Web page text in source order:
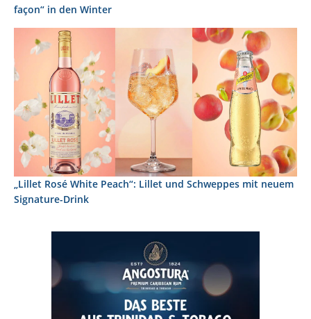
façon“ in den Winter
„Lillet Rosé White Peach“: Lillet und Schweppes mit neuem
Signature-Drink